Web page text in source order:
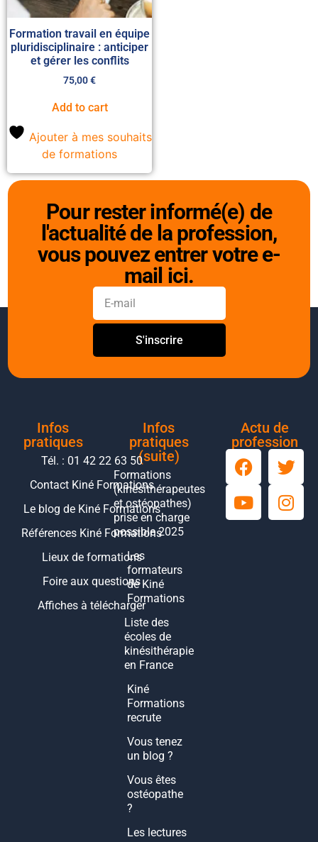
Formation travail en équipe
pluridisciplinaire : anticiper
et gérer les conflits
75,00€
Add to cart
Ajouter à mes souhaits
de formations
Pour rester informé(e) de
l'actualité de la profession,
vous pouvez entrer votre e-
mail ici.
S'inscrire
Infos
pratiques
Tél. : 01 42 22 63 50
Contact Kiné Formations
Le blog de Kiné Formations
Références Kiné Formations
Lieux de formations
Foire aux questions
Affiches à télécharger
Infos
pratiques
(suite)
Formations
(kinésithérapeutes
et ostéopathes)
prise en charge
possible 2025
Les
formateurs
de Kiné
Formations
Liste des
écoles de
kinésithérapie
en France
Kiné
Formations
recrute
Vous tenez
un blog ?
Vous êtes
ostéopathe
?
Les lectures
Actu de
profession